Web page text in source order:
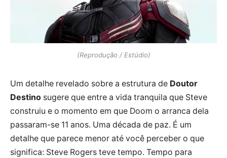
(Reprodução / Estúdio)
Um detalhe revelado sobre a estrutura de Doutor
Destino sugere que entre a vida tranquila que Steve
construiu e o momento em que Doom o arranca dela
passaram-se 11 anos. Uma década de paz. É um
detalhe que parece menor até você perceber o que
significa: Steve Rogers teve tempo. Tempo para